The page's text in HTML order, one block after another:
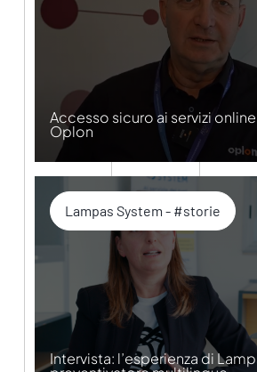
Accesso sicuro ai servizi
Oplon
Lampas System - #storie
Intervista: l’esperienza di